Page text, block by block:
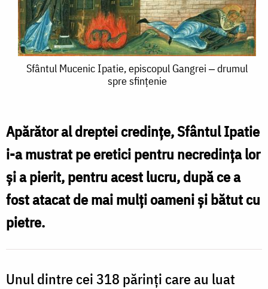
Sfântul
episcopul
Gangrei
‒
drumul
Sfântul Mucenic Ipatie, episcopul Gangrei ‒ drumul
spre sfințenie
Apărător al dreptei credințe, Sfântul Ipatie
i-a mustrat pe eretici pentru necredința lor
și a pierit, pentru acest lucru, după ce a
fost atacat de mai mulți oameni și bătut cu
pietre.
Unul dintre cei 318 părinți care au luat